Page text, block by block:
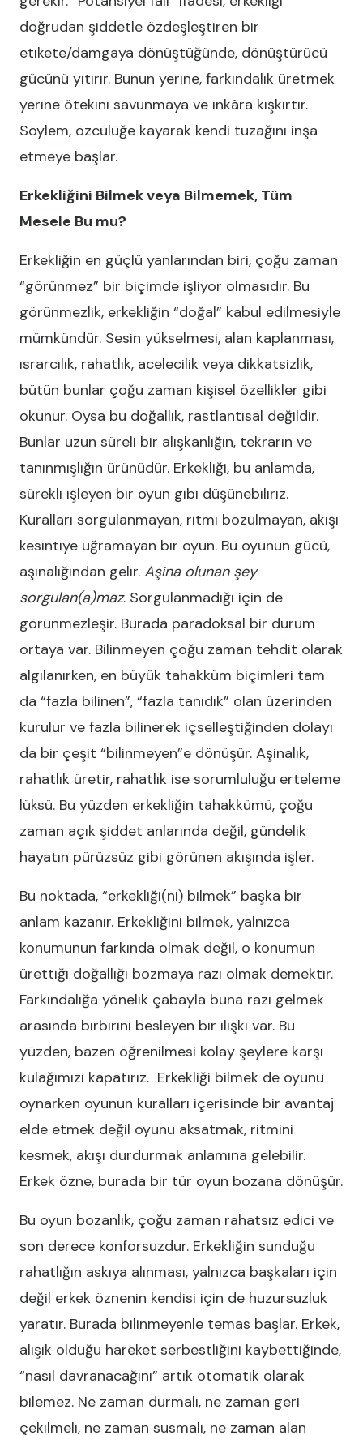
doğrudan şiddetle özdeşleştiren bir
etikete/damgaya dönüştüğünde, dönüştürücü
gücünü yitirir. Bunun yerine, farkındalık üretmek
yerine ötekini savunmaya ve inkâra kışkırtır.
Söylem, özcülüğe kayarak kendi tuzağını inşa
etmeye başlar.
Erkekliğini Bilmek veya Bilmemek, Tüm
Mesele Bu mu?
Erkekliğin en güçlü yanlarından biri, çoğu zaman
“görünmez” bir biçimde işliyor olmasıdır. Bu
görünmezlik, erkekliğin “doğal” kabul edilmesiyle
mümkündür. Sesin yükselmesi, alan kaplanması,
ısrarcılık, rahatlık, acelecilik veya dikkatsizlik,
bütün bunlar çoğu zaman kişisel özellikler gibi
okunur. Oysa bu doğallık, rastlantısal değildir.
Bunlar uzun süreli bir alışkanlığın, tekrarın ve
tanınmışlığın ürünüdür. Erkekliği, bu anlamda,
sürekli işleyen bir oyun gibi düşünebiliriz.
Kuralları sorgulanmayan, ritmi bozulmayan, akışı
kesintiye uğramayan bir oyun. Bu oyunun gücü,
aşinalığından gelir. Aşina olunan şey
sorgulan(a)maz. Sorgulanmadığı için de
görünmezleşir. Burada paradoksal bir durum
ortaya var. Bilinmeyen çoğu zaman tehdit olarak
algılanırken, en büyük tahakküm biçimleri tam
da “fazla bilinen”, “fazla tanıdık” olan üzerinden
kurulur ve fazla bilinerek içselleştiğinden dolayı
da bir çeşit “bilinmeyen”e dönüşür. Aşinalık,
rahatlık üretir, rahatlık ise sorumluluğu erteleme
lüksü. Bu yüzden erkekliğin tahakkümü, çoğu
zaman açık şiddet anlarında değil, gündelik
hayatın pürüzsüz gibi görünen akışında işler.
Bu noktada, “erkekliği(ni) bilmek” başka bir
anlam kazanır. Erkekliğini bilmek, yalnızca
konumunun farkında olmak değil, o konumun
ürettiği doğallığı bozmaya razı olmak demektir.
Farkındalığa yönelik çabayla buna razı gelmek
arasında birbirini besleyen bir ilişki var. Bu
yüzden, bazen öğrenilmesi kolay şeylere karşı
kulağımızı kapatırız. Erkekliği bilmek de oyunu
oynarken oyunun kuralları içerisinde bir avantaj
elde etmek değil oyunu aksatmak, ritmini
kesmek, akışı durdurmak anlamına gelebilir.
Erkek özne, burada bir tür oyun bozana dönüşür.
Bu oyun bozanlık, çoğu zaman rahatsız edici ve
son derece konforsuzdur. Erkekliğin sunduğu
rahatlığın askıya alınması, yalnızca başkaları için
değil erkek öznenin kendisi için de huzursuzluk
yaratır. Burada bilinmeyenle temas başlar. Erkek,
alışık olduğu hareket serbestliğini kaybettiğinde,
“nasıl davranacağını” artık otomatik olarak
bilemez. Ne zaman durmalı, ne zaman geri
çekilmeli, ne zaman susmalı, ne zaman alan